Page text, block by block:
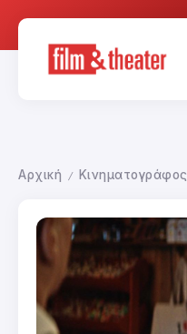
Αρχική / Κινηματογράφος